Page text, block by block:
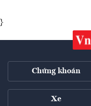
}
Chứng khoán
Xe